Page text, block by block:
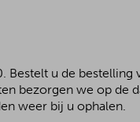
Bestelt u de bestelling
bezorgen we op de
weer bij u ophalen.